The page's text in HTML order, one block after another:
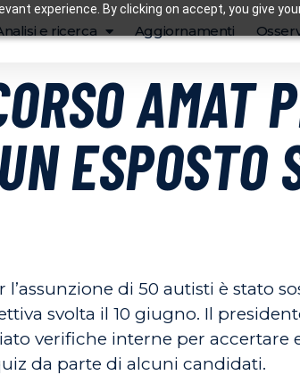
experience. By clicking on accept, you give
e ricerca Aggiornamenti
AMAT
ESPOSTO
l’assunzione di 50 autisti è stato
svolta il 10 giugno. Il
verifiche interne per
da parte di alcuni candidati.